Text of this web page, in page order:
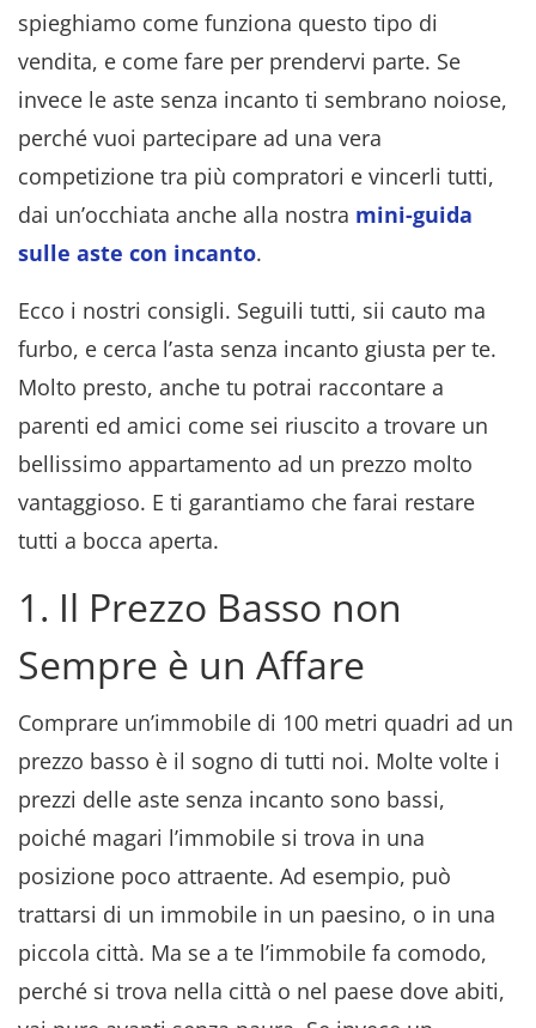
spieghiamo come funziona questo tipo di
vendita, e come fare per prendervi parte. Se
invece le aste senza incanto ti sembrano noiose,
perché vuoi partecipare ad una vera
competizione tra più compratori e vincerli tutti,
dai un’occhiata anche alla nostra mini-guida
sulle aste con incanto.
Ecco i nostri consigli. Seguili tutti, sii cauto ma
furbo, e cerca l’asta senza incanto giusta per te.
Molto presto, anche tu potrai raccontare a
parenti ed amici come sei riuscito a trovare un
bellissimo appartamento ad un prezzo molto
vantaggioso. E ti garantiamo che farai restare
tutti a bocca aperta.
1. Il Prezzo Basso non
Sempre è un Affare
Comprare un’immobile di 100 metri quadri ad un
prezzo basso è il sogno di tutti noi. Molte volte i
prezzi delle aste senza incanto sono bassi,
poiché magari l’immobile si trova in una
posizione poco attraente. Ad esempio, può
trattarsi di un immobile in un paesino, o in una
piccola città. Ma se a te l’immobile fa comodo,
perché si trova nella città o nel paese dove abiti,